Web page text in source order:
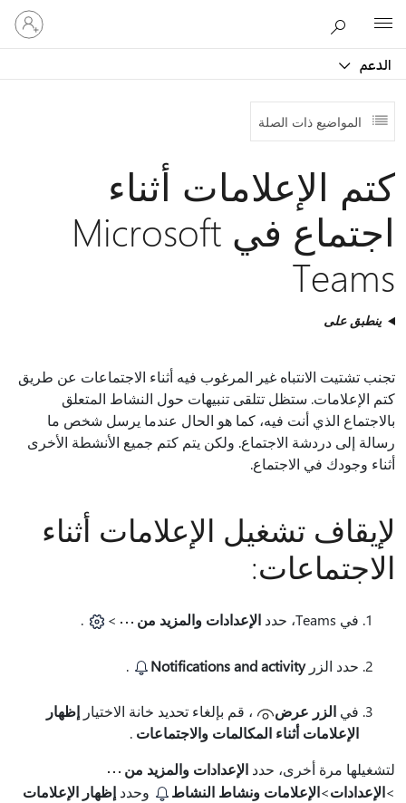
الدعم
تسجيل
الدخول
إلى
المواضيع ذات الصلة
كتم الإعلامات أثناء
اجتماع في Microsoft
Teams
ينطبق على
تجنب تشتيت الانتباه غير المرغوب فيه أثناء الاجتماعات عن طريق
كتم الإعلامات. ستظل تتلقى تنبيهات حول النشاط المتعلق
بالاجتماع الذي أنت فيه، كما هو الحال عندما يرسل شخص ما
رسالة إلى دردشة الاجتماع. ولكن يتم كتم جميع الأنشطة الأخرى
أثناء وجودك في الاجتماع.
لإيقاف تشغيل الإعلامات أثناء
الاجتماعات:
في Teams، حدد الإعدادات والمزيد من >
.
حدد الزرNotifications and activity
.
في الزر عرض ، قم بإلغاء تحديد خانة الاختيار إظهار
الإعلامات أثناء المكالمات والاجتماعات .
لتشغيلها مرة أخرى، حدد الإعدادات والمزيد من
>الإعدادات>الإعلامات ونشاط النشاط وحدد إظهار الإعلامات